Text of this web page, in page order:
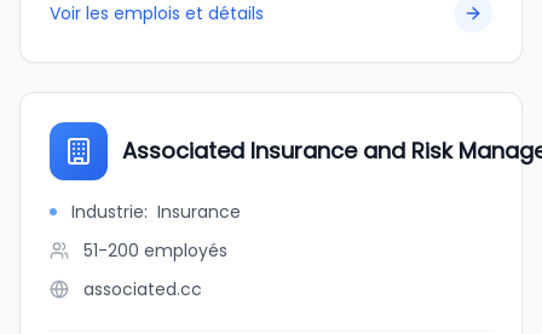
Voir les emplois et détails
Associated Insurance and Risk
Industrie: Insurance
51-200 employés
associated.cc